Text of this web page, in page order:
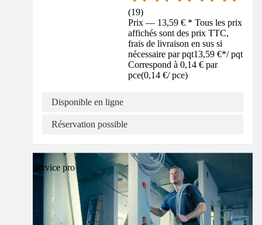
(19)
Prix — 13,59 € * Tous les prix
affichés sont des prix TTC,
frais de livraison en sus si
nécessaire par pqt13,59 €*/ pqt
Correspond à 0,14 € par
pce(0,14 €/ pce)
Disponible en ligne
Réservation possible
Service pro